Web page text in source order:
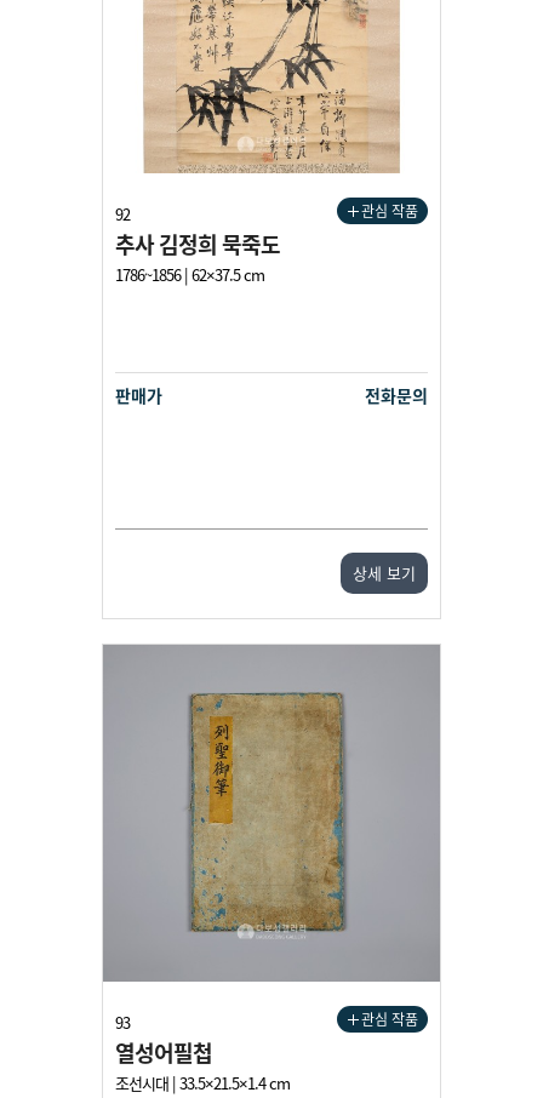
관심 작품
92
추사 김정희 묵죽도
1786~1856 | 62×37.5 cm
판매가 전화문의
상세 보기
관심 작품
93
열성어필첩
조선시대 | 33.5×21.5×1.4 cm